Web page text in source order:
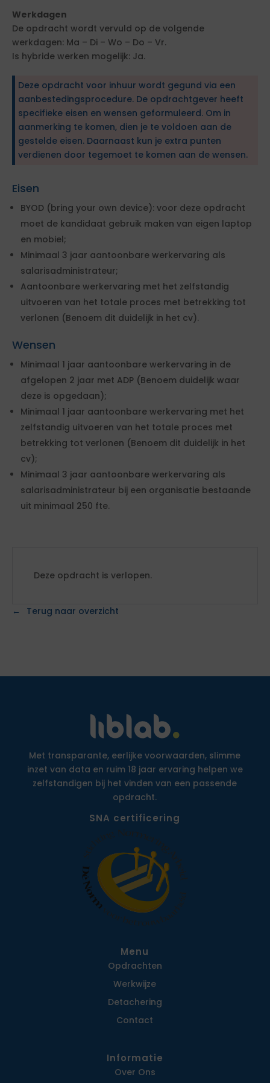
Werkdagen
De opdracht wordt vervuld op de volgende
werkdagen: Ma – Di – Wo – Do – Vr.
Is hybride werken mogelijk: Ja.
Deze opdracht voor inhuur wordt gegund via een
aanbestedingsprocedure. De opdrachtgever heeft
specifieke eisen en wensen geformuleerd. Om in
aanmerking te komen, dien je te voldoen aan de
gestelde eisen. Daarnaast kun je extra punten
verdienen door tegemoet te komen aan de wensen.
Eisen
BYOD (bring your own device): voor deze opdracht
moet de kandidaat gebruik maken van eigen laptop
en mobiel;
Minimaal 3 jaar aantoonbare werkervaring als
salarisadministrateur;
Aantoonbare werkervaring met het zelfstandig
uitvoeren van het totale proces met betrekking tot
verlonen (Benoem dit duidelijk in het cv).
Wensen
Minimaal 1 jaar aantoonbare werkervaring in de
afgelopen 2 jaar met ADP (Benoem duidelijk waar
deze is opgedaan);
Minimaal 1 jaar aantoonbare werkervaring met het
zelfstandig uitvoeren van het totale proces met
betrekking tot verlonen (Benoem dit duidelijk in het
cv);
Minimaal 3 jaar aantoonbare werkervaring als
salarisadministrateur bij een organisatie bestaande
uit minimaal 250 fte.
Deze opdracht is verlopen.
Terug naar overzicht
Met transparante, eerlijke voorwaarden, slimme
inzet van data en ruim 18 jaar ervaring helpen we
zelfstandigen bij het vinden van een passende
opdracht.
SNA certificering
Menu
Opdrachten
Werkwijze
Detachering
Contact
Informatie
Over Ons